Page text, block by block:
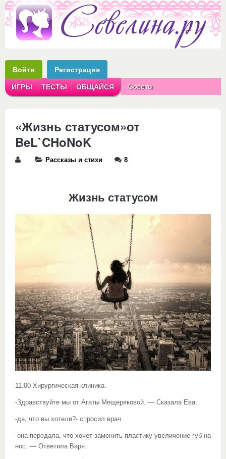
Войти Регистрация
ИГРЫ ТЕСТЫ ОБЩАЙСЯ Советы
«Жизнь статусом»от
BeL`CHoNoK
Рассказы и стихи 8
Жизнь статусом
11.00 Хирургическая клиника.
-Здравствуйте мы от Агаты Мещеряковой. — Сказала Ева.
-да, что вы хотели?- спросил врач
-она передала, что хочет заменить пластику увеличение губ на
нос. — Ответила Варя.